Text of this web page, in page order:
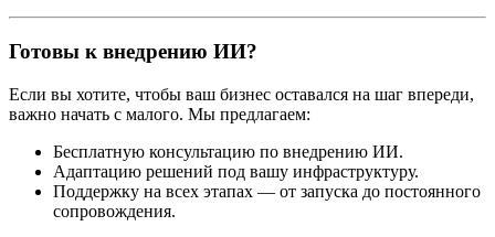
Готовы к внедрению ИИ?
Если вы хотите, чтобы ваш бизнес оставался на шаг впереди,
важно начать с малого. Мы предлагаем:
Бесплатную консультацию по внедрению ИИ.
Адаптацию решений под вашу инфраструктуру.
Поддержку на всех этапах — от запуска до постоянного
сопровождения.